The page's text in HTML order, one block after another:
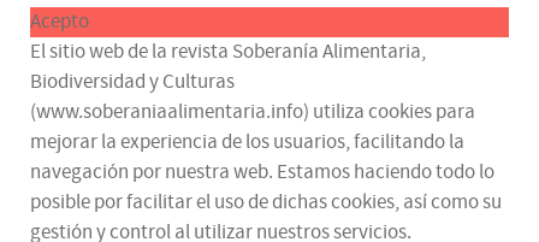
Acepto
El sitio web de la revista Soberanía Alimentaria,
Biodiversidad y Culturas
(www.soberaniaalimentaria.info) utiliza cookies para
mejorar la experiencia de los usuarios, facilitando la
navegación por nuestra web. Estamos haciendo todo lo
posible por facilitar el uso de dichas cookies, así como su
gestión y control al utilizar nuestros servicios.